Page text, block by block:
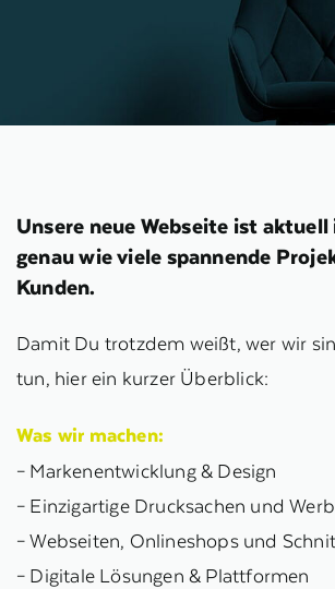
Unsere neue Webseite ist aktuell
genau wie viele spannende
Kunden.
Damit Du trotzdem weißt, wer wir
tun, hier ein kurzer Überblick:
Was wir machen:
– Markenentwicklung & Design
– Einzigartige Drucksachen und
– Webseiten, Onlineshops und
– Digitale Lösungen & Plattformen